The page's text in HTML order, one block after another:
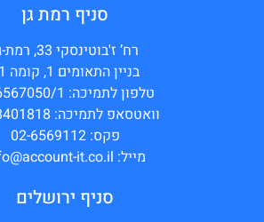
סניף רמת גן
רח’ ז'בוטינסקי 33, רמת-גן
בניין התאומים 1, קומה 11
טלפון לתמיכה: 02-6567050/1
וואטסאפ לתמיכה: 0528401818
פקס: 02-6569112
מייל: info@account-it.co.il
סניף ירושלים